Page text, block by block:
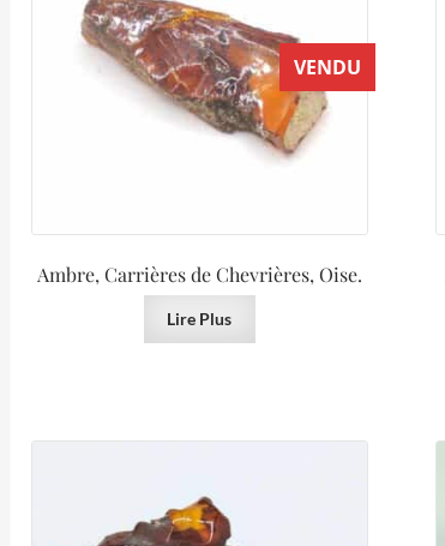
VENDU
Ambre, Carrières de Chevrières, Oise.
Lire Plus